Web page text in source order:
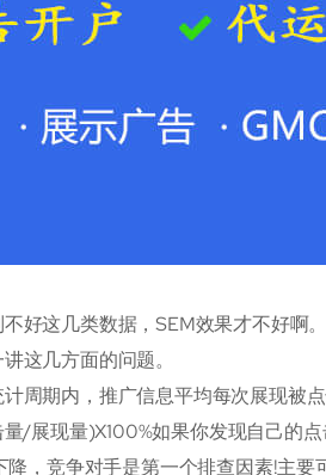
好这几类数据，SEM效果才不好啊。
这几方面的问题。
周期内，推广信息平均每次展现被点
/展现量)X100%如果你发现自己的
，竞争对手是第一个排查因素!主要